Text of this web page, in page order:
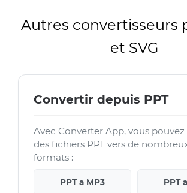
Autres convertisseurs
et SVG
Convertir depuis PPT
Avec Converter App, vous
des fichiers PPT vers de
formats :
PPT a MP3 PPT